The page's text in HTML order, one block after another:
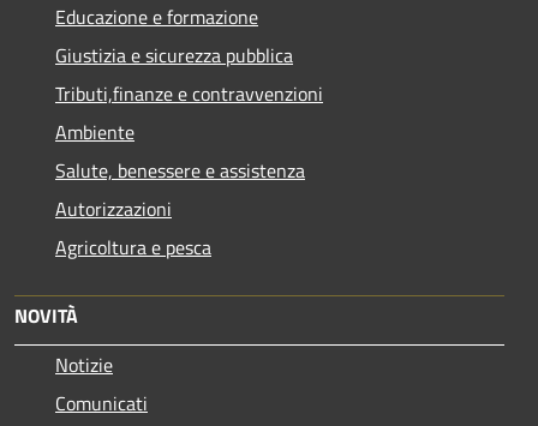
Educazione e formazione
Giustizia e sicurezza pubblica
Tributi,finanze e contravvenzioni
Ambiente
Salute, benessere e assistenza
Autorizzazioni
Agricoltura e pesca
NOVITÀ
Notizie
Comunicati